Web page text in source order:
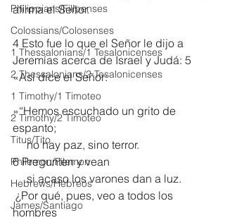
Philippians/Filipenses
Colossians/Colosenses
1 Thessalonians/1 Tesalonicenses
2 Thessalonians/2 Tesalonicenses
1 Timothy/1 Timoteo
2 Timothy/2 Timoteo
Titus/Tito
Philemon/Filemon
Hebrews/Hebreos
James/Santiago
afirma el Señor.
4 Esto fue lo que el Señor le dijo a
Jeremías acerca de Israel y Judá: 5
«Así dice el Señor:
»“Hemos escuchado un grito de
espanto;
     no hay paz, sino terror.
6 Pregunten y vean
     si acaso los varones dan a luz.
hombres